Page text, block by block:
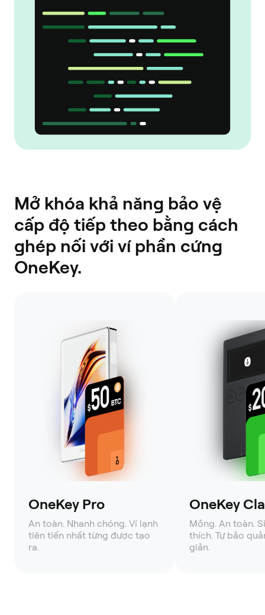
Mở khóa khả năng bảo vệ
cấp độ tiếp theo bằng cách
ghép nối với ví phần cứng
OneKey.
OneKey Pro
An toàn. Nhanh chóng. Ví lạnh
tiên tiến nhất từng được tạo
ra.
OneKey
Mỏng. An toàn.
thích. Tự bảo
giản.